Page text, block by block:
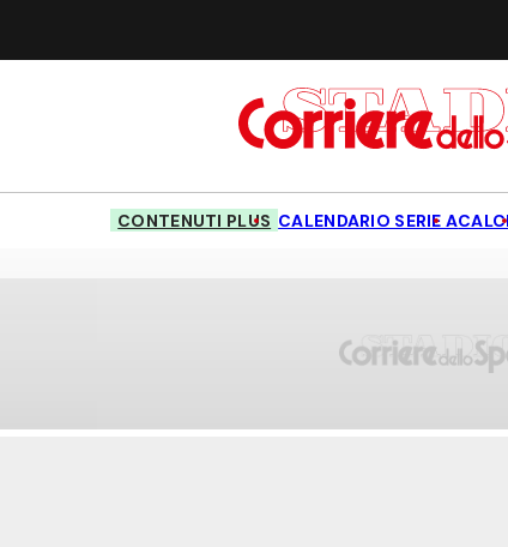
CONTENUTI PLUS CALENDARIO SERIE A